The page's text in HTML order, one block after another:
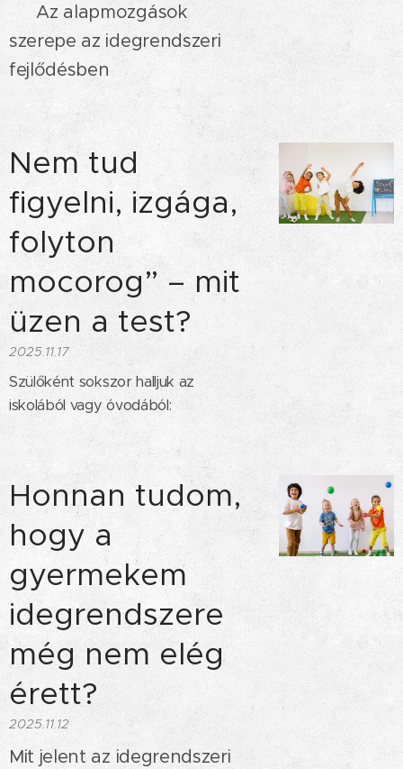
🧩 Az alapmozgások
szerepe az idegrendszeri
fejlődésben
Nem tud
figyelni, izgága,
folyton
mocorog” – mit
üzen a test?
2025.11.17
Szülőként sokszor halljuk az
iskolából vagy óvodából:
Honnan tudom,
hogy a
gyermekem
idegrendszere
még nem elég
érett?
2025.11.12
Mit jelent az idegrendszeri